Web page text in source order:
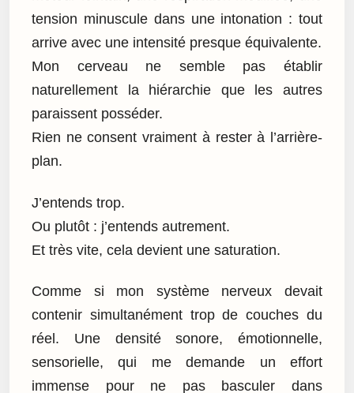
tension minuscule dans une intonation : tout
arrive avec une intensité presque équivalente.
Mon cerveau ne semble pas établir
naturellement la hiérarchie que les autres
paraissent posséder.
Rien ne consent vraiment à rester à l’arrière-
plan.
J’entends trop.
Ou plutôt : j’entends autrement.
Et très vite, cela devient une saturation.
Comme si mon système nerveux devait
contenir simultanément trop de couches du
réel. Une densité sonore, émotionnelle,
sensorielle, qui me demande un effort
immense pour ne pas basculer dans